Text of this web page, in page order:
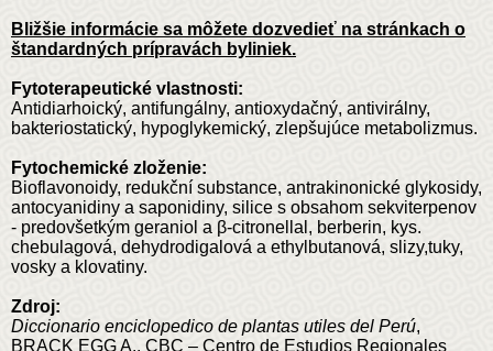
Bližšie informácie sa môžete dozvedieť na stránkach o
štandardných prípravách byliniek.
Fytoterapeutické vlastnosti:
Antidiarhoický, antifungálny, antioxydačný, antivirálny,
bakteriostatický, hypoglykemický, zlepšujúce metabolizmus.
Fytochemické zloženie:
Bioflavonoidy, redukční substance, antrakinonické glykosidy,
antocyanidiny a saponidiny, silice s obsahom sekviterpenov
- predovšetkým geraniol a β-citronellal, berberin, kys.
chebulagová, dehydrodigalová a ethylbutanová, slizy,tuky,
vosky a klovatiny.
Zdroj:
Diccionario enciclopedico de plantas utiles del Perú,
BRACK EGG A., CBC – Centro de Estudios Regionales